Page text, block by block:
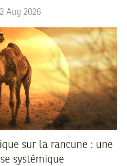
Aug 2026
sur la rancune : une
systémique